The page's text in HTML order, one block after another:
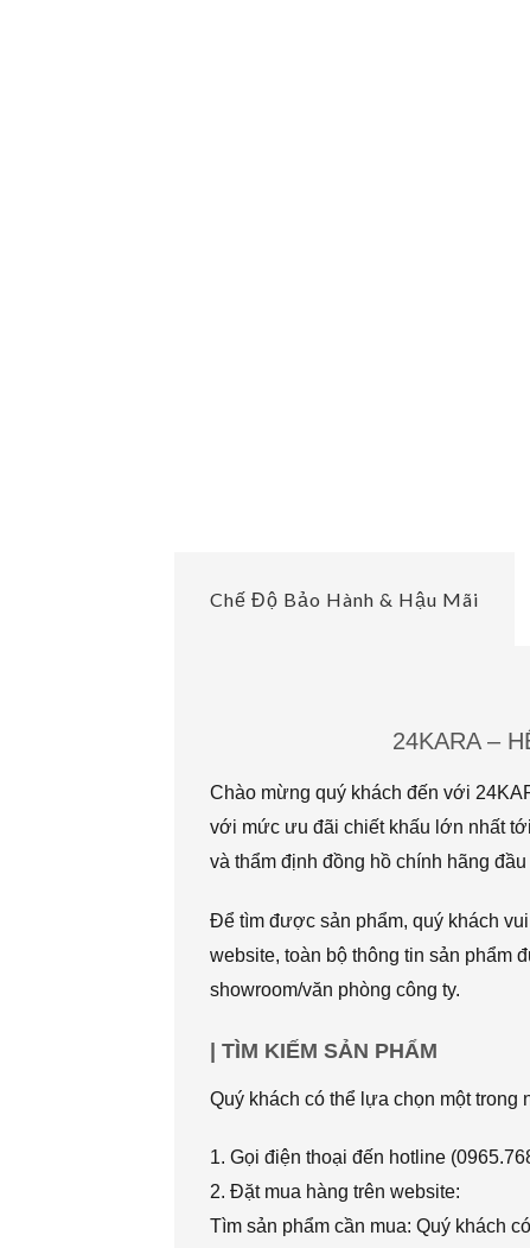
Chế Độ Bảo Hành & Hậu Mãi
24KARA –
Chào mừng quý khách đến với
với mức ưu đãi chiết khấu lớn nhất
và thẩm định đồng hồ chính hãng
Để tìm được sản phẩm, quý khách
website, toàn bộ thông tin sản phẩm
showroom/văn phòng công ty.
| TÌM KIẾM SẢN PHẨM
Quý khách có thể lựa chọn một trong
1. Gọi điện thoại đến hotline
2. Đặt mua hàng trên website:
Tìm sản phẩm cần mua: Quý khách